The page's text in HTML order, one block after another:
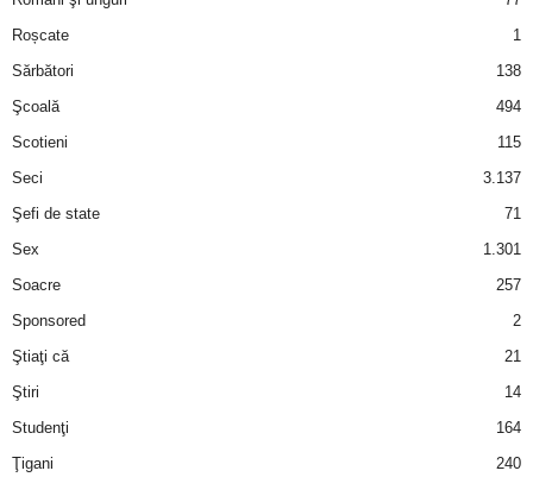
Roșcate
1
Sărbători
138
Şcoală
494
Scotieni
115
Seci
3.137
Şefi de state
71
Sex
1.301
Soacre
257
Sponsored
2
Ştiaţi că
21
Ştiri
14
Studenţi
164
Ţigani
240